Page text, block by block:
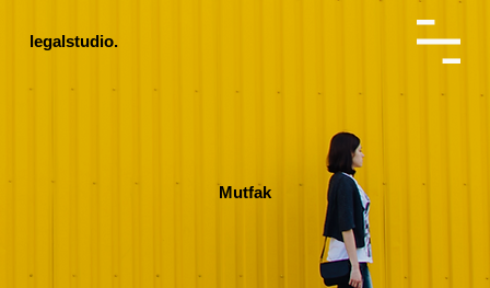
legalstudio.
Mutfak